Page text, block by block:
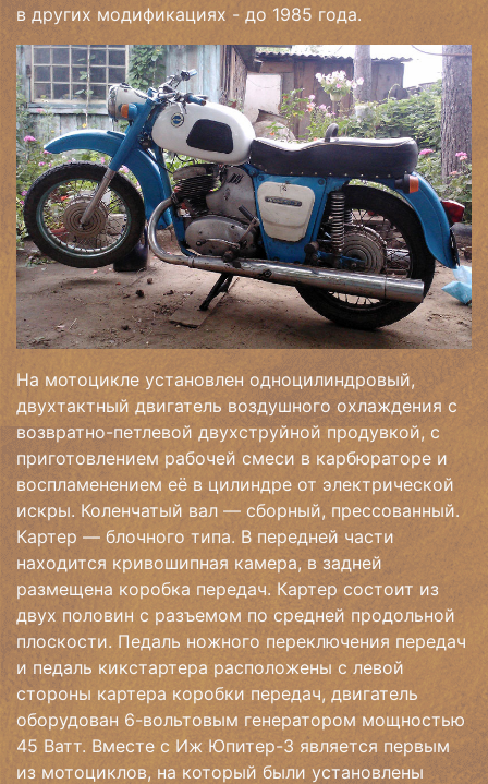
в других модификациях - до 1985 года.
На мотоцикле установлен одноцилиндровый,
двухтактный двигатель воздушного охлаждения с
возвратно-петлевой двухструйной продувкой, с
приготовлением рабочей смеси в карбюраторе и
воспламенением её в цилиндре от электрической
искры. Коленчатый вал — сборный, прессованный.
Картер — блочного типа. В передней части
находится кривошипная камера, в задней
размещена коробка передач. Картер состоит из
двух половин с разъемом по средней продольной
плоскости. Педаль ножного переключения передач
и педаль кикстартера расположены с левой
стороны картера коробки передач, двигатель
оборудован 6-вольтовым генератором мощностью
45 Ватт. Вместе с Иж Юпитер-3 является первым
из мотоциклов, на который были установлены